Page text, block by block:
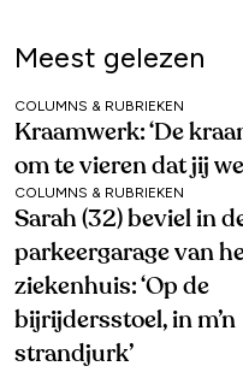
Meest gelezen
COLUMNS & RUBRIEKEN
Kraamwerk: ‘De
om te vieren dat jij
COLUMNS & RUBRIEKEN
Sarah (32) beviel in
parkeergarage van
ziekenhuis: ‘Op de
bijrijdersstoel, in m’n
strandjurk’